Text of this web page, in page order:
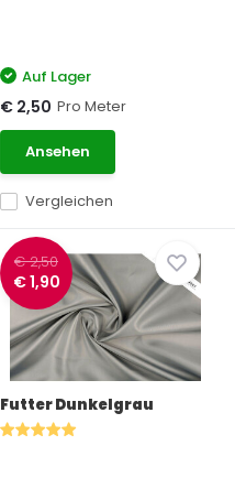
Vergleichen
Auf Lager
€ 2,50 Pro Meter
Ansehen
€ 2,50
€ 1,90
Futter Dunkelgrau